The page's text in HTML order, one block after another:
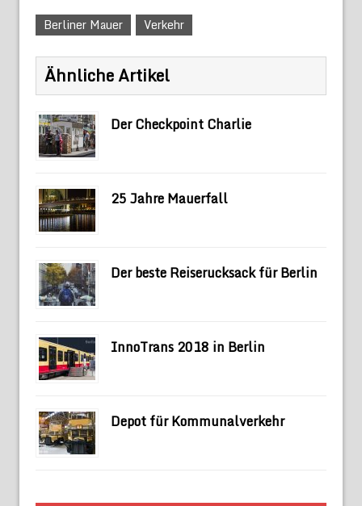
Berliner Mauer
Verkehr
Ähnliche Artikel
Der Checkpoint Charlie
25 Jahre Mauerfall
Der beste Reiserucksack für Berlin
InnoTrans 2018 in Berlin
Depot für Kommunalverkehr